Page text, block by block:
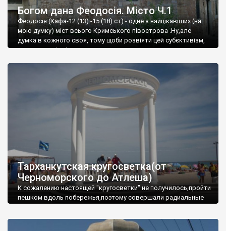
Богом дана Феодосія. Місто Ч.1
Феодосія (Кафа-12 (13) -15 (18) ст) - одне з найцікавіших (на
мою думку) міст всього Кримського півострова .Ну,але
думка в кожного своя, тому щоби розвіяти цей субєктивізм,
запрошую відвідати це
Тарханкутская кругосветка(от
Черноморского до Атлеша)
К сожалению настоящей "кругосветки" не получилось,пройти
пешком вдоль побережья,поэтому совершали радиальные